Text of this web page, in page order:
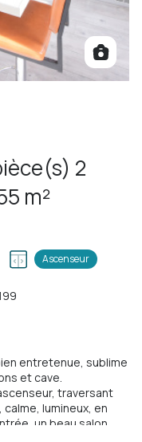
chambre(s) 55 m²
Ascenseur
entretenue, sublime
et cave.
traversant
lumineux, en
un beau salon